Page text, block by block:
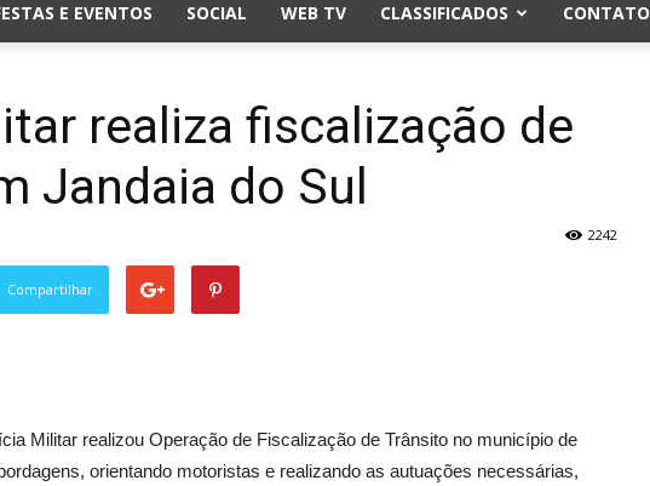
E EVENTOS SOCIAL WEB TV CLASSIFICADOS CONTATO
realiza fiscalização de
Jandaia do Sul
2242
Compartilhar
Militar realizou Operação de Fiscalização de Trânsito no município de
orientando motoristas e realizando as autuações necessárias,